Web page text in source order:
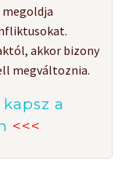
akkor bizony
megváltoznia.
a
<<<